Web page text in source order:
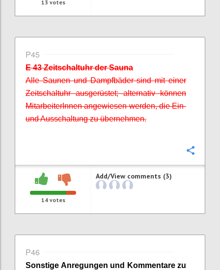
13 votes
P45
E 43 Zeitschaltuhr der Sauna
Alle Saunen und Dampfbäder sind mit einer
Zeitschaltuhr ausgerüstet; alternativ können
MitarbeiterInnenangewiesen werden, die Ein-
und Ausschaltung zu übernehmen.
14votes
Add/View comments (3)
P46
Sonstige Anregungen und Kommentare zu